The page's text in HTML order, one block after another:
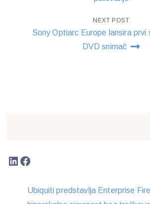
NEXT POST
Sony Optiarc Europe lansira prvi
DVD snimač
LinkedIn
Facebook
Ubiquiti predstavlja Enterprise